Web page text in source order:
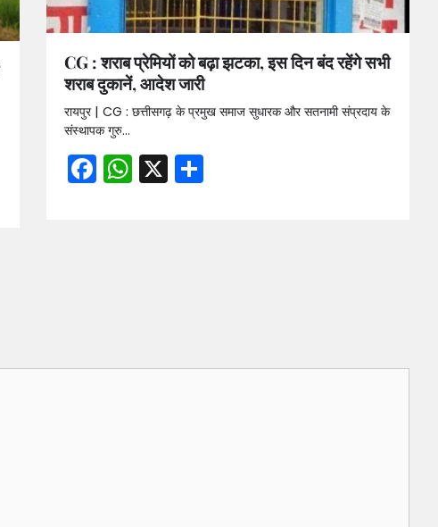
CG : शराब प्रेमियों को बढ़ा झटका, इस दिन बंद रहेंगे सभी
शराब दुकानें, आदेश जारी
रायपुर | CG : छत्तीसगढ़ के प्रमुख समाज सुधारक और सतनामी संप्रदाय के
संस्थापक गुरु…
Facebook
WhatsApp
X